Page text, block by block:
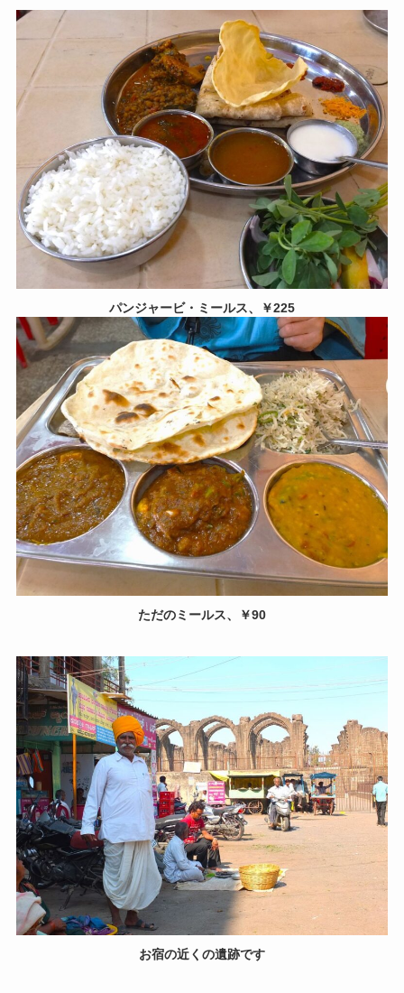
パンジャービ・ミールス、￥225
ただのミールス、￥90
お宿の近くの遺跡です